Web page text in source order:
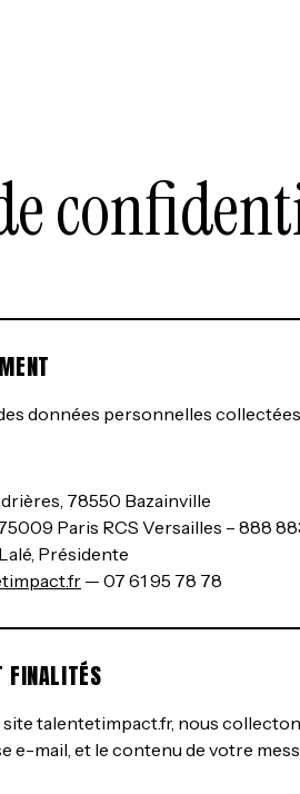
données personnelles
78550 Bazainville
Paris RCS Versailles – 888
Présidente
— 07 61 95 78 78
FINALITÉS
site talentetimpact.fr, nous
e-mail, et le contenu de votre